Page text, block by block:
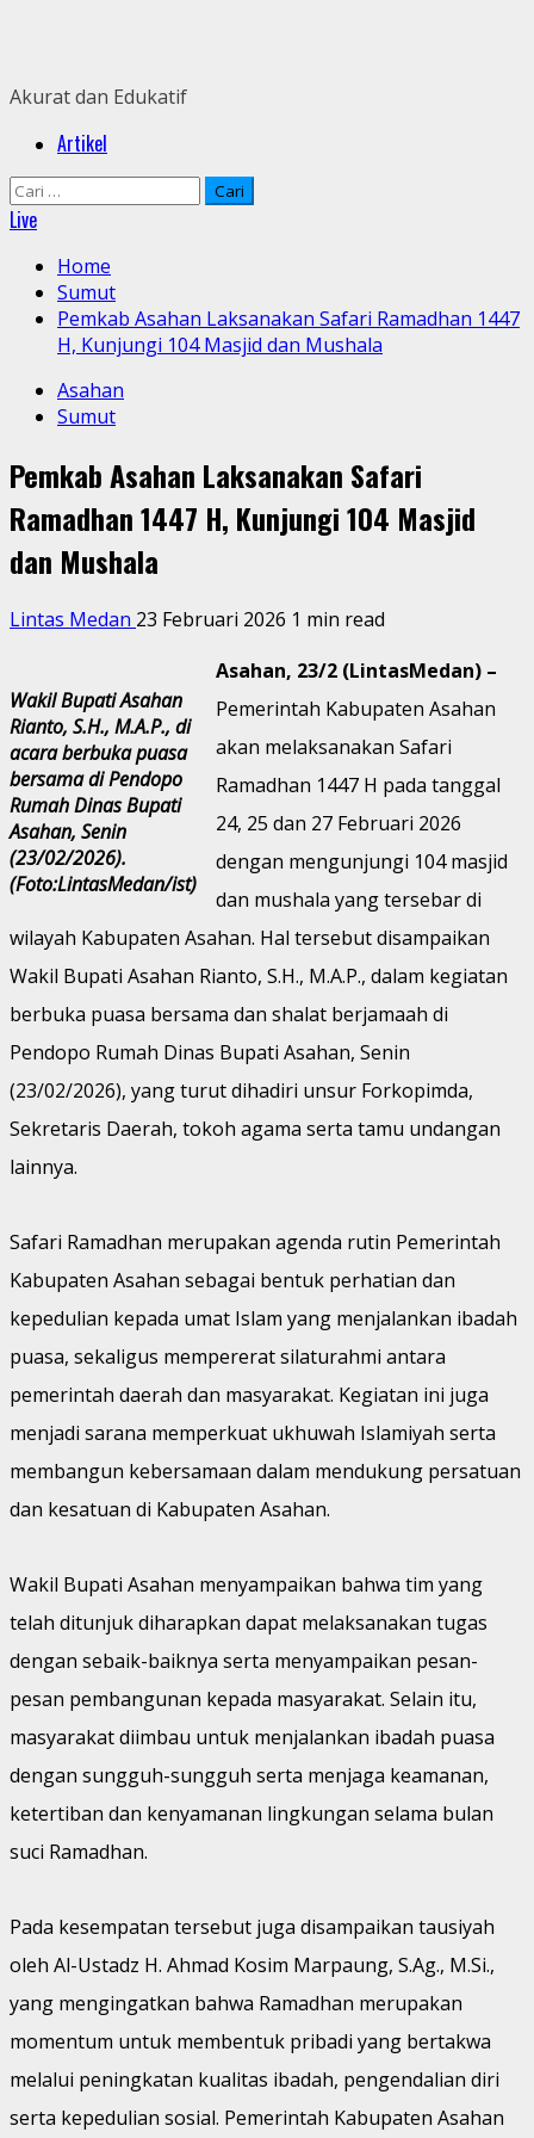
Akurat dan Edukatif
PrimaryArtikel
Cari
untuk:
Live
Home
Sumut
Pemkab Asahan Laksanakan Safari Ramadhan 1447
H, Kunjungi 104 Masjid dan Mushala
Asahan
Sumut
Pemkab Asahan Laksanakan Safari
Ramadhan 1447 H, Kunjungi 104 Masjid
dan Mushala
Lintas Medan 23 Februari 2026 1 min read
Wakil Bupati Asahan
Rianto, S.H., M.A.P., di
acara berbuka puasa
bersama di Pendopo
Rumah Dinas Bupati
Asahan, Senin
(23/02/2026).
(Foto:LintasMedan/ist)
Asahan, 23/2 (LintasMedan) –
Pemerintah Kabupaten Asahan
akan melaksanakan Safari
Ramadhan 1447 H pada tanggal
24, 25 dan 27 Februari 2026
dengan mengunjungi 104 masjid
dan mushala yang tersebar di
wilayah Kabupaten Asahan. Hal tersebut disampaikan
Wakil Bupati Asahan Rianto, S.H., M.A.P., dalam kegiatan
berbuka puasa bersama dan shalat berjamaah di
Pendopo Rumah Dinas Bupati Asahan, Senin
(23/02/2026), yang turut dihadiri unsur Forkopimda,
Sekretaris Daerah, tokoh agama serta tamu undangan
lainnya.
Safari Ramadhan merupakan agenda rutin Pemerintah
Kabupaten Asahan sebagai bentuk perhatian dan
kepedulian kepada umat Islam yang menjalankan ibadah
puasa, sekaligus mempererat silaturahmi antara
pemerintah daerah dan masyarakat. Kegiatan ini juga
menjadi sarana memperkuat ukhuwah Islamiyah serta
membangun kebersamaan dalam mendukung persatuan
dan kesatuan di Kabupaten Asahan.
Wakil Bupati Asahan menyampaikan bahwa tim yang
telah ditunjuk diharapkan dapat melaksanakan tugas
dengan sebaik-baiknya serta menyampaikan pesan-
pesan pembangunan kepada masyarakat. Selain itu,
masyarakat diimbau untuk menjalankan ibadah puasa
dengan sungguh-sungguh serta menjaga keamanan,
ketertiban dan kenyamanan lingkungan selama bulan
suci Ramadhan.
Pada kesempatan tersebut juga disampaikan tausiyah
oleh Al-Ustadz H. Ahmad Kosim Marpaung, S.Ag., M.Si.,
yang mengingatkan bahwa Ramadhan merupakan
momentum untuk membentuk pribadi yang bertakwa
melalui peningkatan kualitas ibadah, pengendalian diri
serta kepedulian sosial. Pemerintah Kabupaten Asahan